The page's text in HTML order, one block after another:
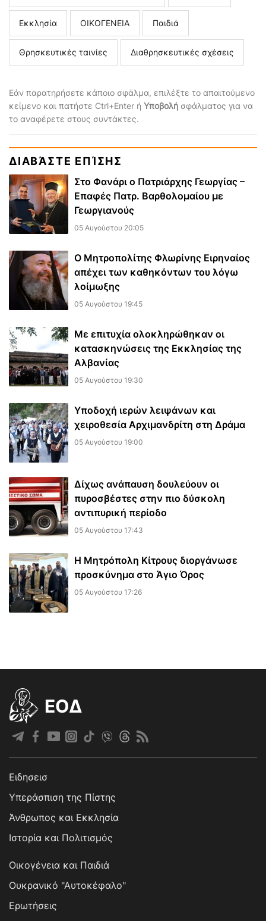
Εκκλησία ΟΙΚΟΓΕΝΕΙΑ Παιδιά
Θρησκευτικές ταινίες Διαθρησκευτικές σχέσεις
Εάν παρατηρήσετε κάποιο σφάλμα, επιλέξτε το απαιτούμενο
κείμενο και πατήστε Ctrl+Enter ή Υποβολή σφάλματος για να
το αναφέρετε στους συντάκτες.
ΔΙΑΒΆΣΤΕ ΕΠΊΣΗΣ
Στο Φανάρι ο Πατριάρχης Γεωργίας –
Επαφές Πατρ. Βαρθολομαίου με
Γεωργιανούς
05 Αυγούστου 20:05
Ο Μητροπολίτης Φλωρίνης Ειρηναίος
απέχει των καθηκόντων του λόγω
λοίμωξης
05 Αυγούστου 19:45
Με επιτυχία ολοκληρώθηκαν οι
κατασκηνώσεις της Εκκλησίας της
Αλβανίας
05 Αυγούστου 19:30
Υποδοχή ιερών λειψάνων και
χειροθεσία Αρχιμανδρίτη στη Δράμα
05 Αυγούστου 19:00
Δίχως ανάπαυση δουλεύουν οι
πυροσβέστες στην πιο δύσκολη
αντιπυρική περίοδο
05 Αυγούστου 17:43
Η Μητρόπολη Κίτρους διοργάνωσε
προσκύνημα στο Άγιο Όρος
05 Αυγούστου 17:26
EOΔ
Ειδησεισ
Υπεράσπιση της Πίστης
Άνθρωπος και Εκκλησία
Ιστορία και Πολιτισμός
Οικογένεια και Παιδιά
Ουκρανικό "Αυτοκέφαλο"
Ερωτήσεις